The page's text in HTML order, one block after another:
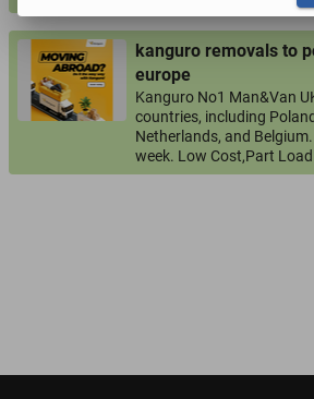
Twój email
Twój telefon
Numer telefon wg wzoru NR KIERUNKOWY KRAJU
lub +48 221234567
kanguro removals to
europe
Kanguro No1 Man&Van
countries, including
Netherlands, and
week. Low Cost,Part Load